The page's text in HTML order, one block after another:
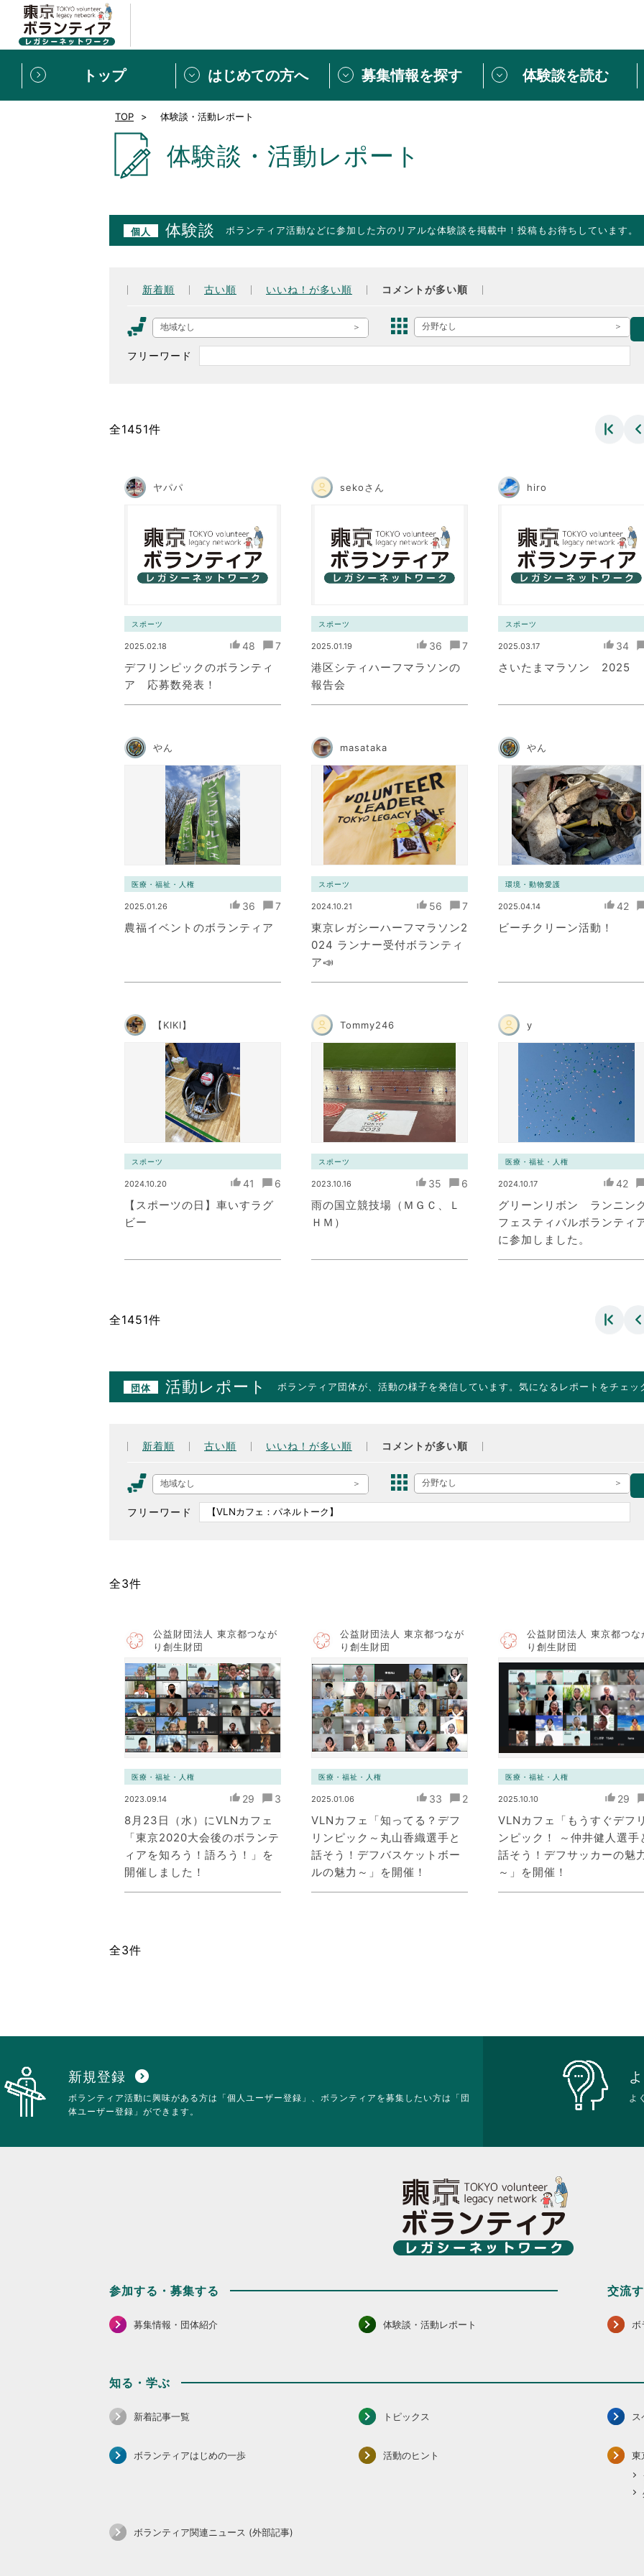
トップ はじめての方へ
新規登録 ボランティアをしたい方は「個人ユーザー登録」
東京ボランティアレガシーネットワークとは ボランティア
ボランティア み
募集情報を探す
募集情報
体験談を読む
[個人] 体験談
ボランティアの広場
新着記事一覧
スペシャルイン
ボランティアは
東京2020大会の軌跡 ボランティア
TOP 体験談・活動レポート
体験談・活動レポート
個人 体験談 ボランティア活動などに参加した方のリアルな体験談を掲載中！投稿もお待ちしています。
新着順 古い順 いいね！が多い順 コメントが多い順
地域なし 分野なし
フリーワード
全1451件
ヤパパ
スポーツ
2025.02.18 48 7
デフリンピックのボランティ
ア 応募数発表！
sekoさん
スポーツ
2025.01.19 36 7
港区シティハーフマラソンの
報告会
hiro
スポーツ
2025.03.17 34
さいたまマラソン 2025
やん
医療・福祉・人権
2025.01.26 36 7
農福イベントのボランティア
masataka
スポーツ
2024.10.21 56 7
東京レガシーハーフマラソン2
024 ランナー受付ボランティ
ア📣
やん
環境・動物愛護
2025.04.14 42
ビーチクリーン活動！
【KIKI】
スポーツ
2024.10.20 41 6
【スポーツの日】車いすラグ
ビー
Tommy246
スポーツ
2023.10.16 35 6
雨の国立競技場（ＭＧＣ、Ｌ
ＨＭ）
y
医療・福祉・人権
2024.10.17 42
グリーンリボン ランニン
フェスティバルボランティ
に参加しました。
全1451件
団体 活動レポート ボランティア団体が、活動の様子を発信しています。気になるレポートをチェッ
新着順 古い順 いいね！が多い順 コメントが多い順
地域なし 分野なし
フリーワード
全3件
公益財団法人 東京都つなが
り創生財団
医療・福祉・人権
2023.09.14 29 3
8月23日（水）にVLNカフェ
「東京2020大会後のボランテ
ィアを知ろう！語ろう！」を
開催しました！
公益財団法人 東京都つなが
り創生財団
医療・福祉・人権
2025.01.06 33 2
VLNカフェ「知ってる？デフ
リンピック～丸山香織選手と
話そう！デフバスケットボー
ルの魅力～」を開催！
公益財団法人 東京都つな
り創生財団
医療・福祉・人権
2025.10.10 29
VLNカフェ「もうすぐデフリ
ンピック！ ～仲井健人選手
話そう！デフサッカーの魅
～」を開催！
全3件
新規登録 expand_circle_down
ボランティア活動に興味がある方は「個人ユーザー登録」、ボランティアを募集したい方は「団
体ユーザー登録」ができます。
よ
参加する・募集する
募集情報・団体紹介 体験談・活動レポート
交流
ボ
知る・学ぶ
新着記事一覧 トピックス
ボランティアはじめの一歩 活動のヒント
東
ボランティア関連ニュース (外部記事)